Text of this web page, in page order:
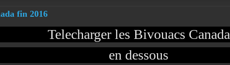
fin 2016
Telecharger les Bivouacs Canada
en dessous